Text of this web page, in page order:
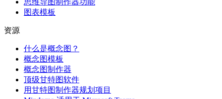
图表模板
资源
什么是概念图？
概念图模板
概念图制作器
顶级甘特图软件
用甘特图制作器规划项目